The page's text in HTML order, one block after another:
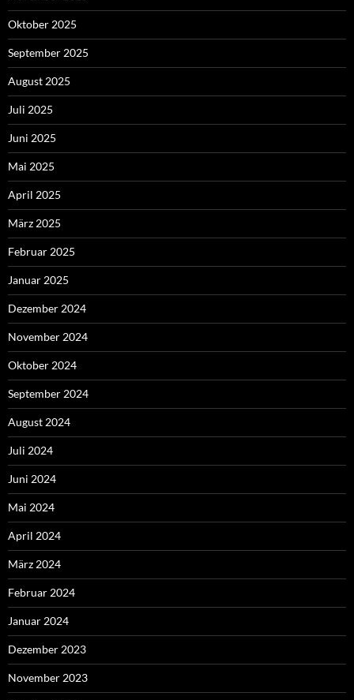
Oktober 2025
September 2025
August 2025
Juli 2025
Juni 2025
Mai 2025
April 2025
März 2025
Februar 2025
Januar 2025
Dezember 2024
November 2024
Oktober 2024
September 2024
August 2024
Juli 2024
Juni 2024
Mai 2024
April 2024
März 2024
Februar 2024
Januar 2024
Dezember 2023
November 2023